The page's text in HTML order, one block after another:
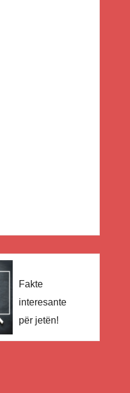
Fakte
interesante
për jetën!